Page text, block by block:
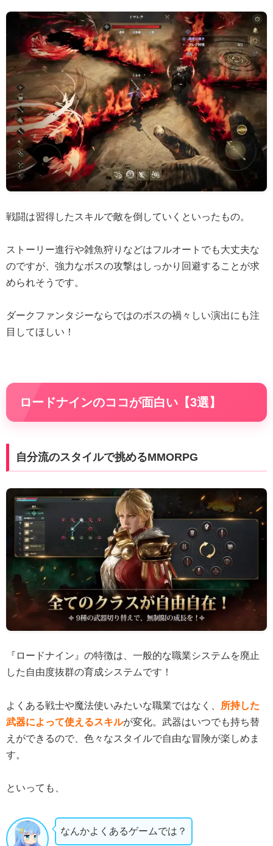
戦闘は習得したスキルで敵を倒していくといったもの。
ストーリー進行や雑魚狩りなどはフルオートでも大丈夫な
のですが、強力なボスの攻撃はしっかり回避することが求
められそうです。
ダークファンタジーならではのボスの禍々しい演出にも注
目してほしい！
ロードナインのココが面白い【3選】
自分流のスタイルで挑めるMMORPG
『ロードナイン』の特徴は、一般的な職業システムを廃止
した自由度抜群の育成システムです！
よくある戦士や魔法使いみたいな職業ではなく、 所持した
武器によって使えるスキルが変化。武器はいつでも持ち替
えができるので、色々なスタイルで自由な冒険が楽しめま
す。
といっても、
なんかよくあるゲームでは？